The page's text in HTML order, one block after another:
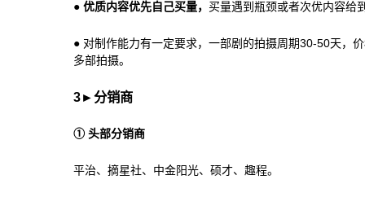
● 优质内容优先自己买量， 买量遇到瓶颈或者次优内容给
● 对制作能力有一定要求，一部剧的拍摄周期30-50天，
多部拍摄。
3►分销商
① 头部分销商
平治、摘星社、中金阳光、硕才、趣程。